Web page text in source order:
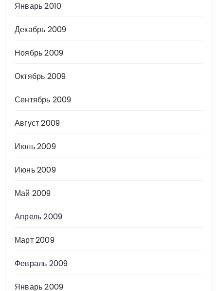
Январь 2010
Декабрь 2009
Ноябрь 2009
Октябрь 2009
Сентябрь 2009
Август 2009
Июль 2009
Июнь 2009
Май 2009
Апрель 2009
Март 2009
Февраль 2009
Январь 2009